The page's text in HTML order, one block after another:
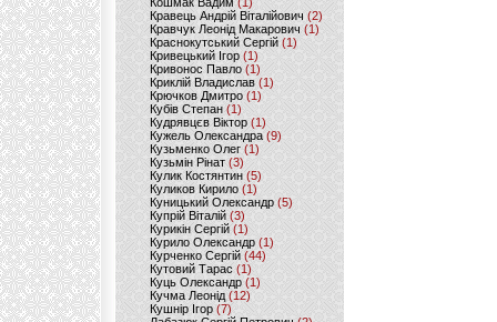
Кравець Андрій Віталійович (2)
Кравчук Леонід Макарович (1)
Краснокутський Сергій (1)
Кривецький Ігор (1)
Кривонос Павло (1)
Криклій Владислав (1)
Крючков Дмитро(1)
Кубів Степан(1)
Кудрявцєв Віктор (1)
Кужель Олександра (9)
Кузьменко Олег (1)
Кузьмін Рінат(3)
Кулик Костянтин(5)
Куликов Кирило (1)
Куницький Олександр (5)
Купрій Віталій (3)
Курикін Сергій(1)
Курило Олександр (1)
Курченко Сергій (44)
Кутовий Тарас (1)
Куць Олександр (1)
Кучма Леонід (12)
Кушнір Ігор(7)